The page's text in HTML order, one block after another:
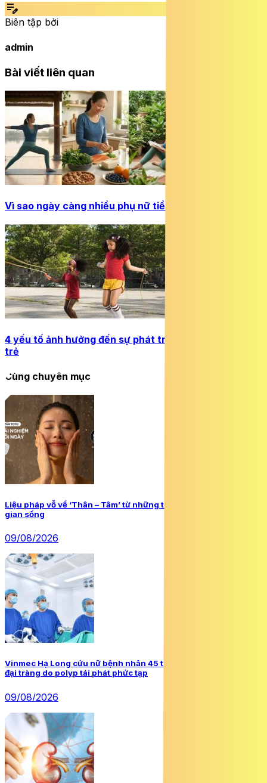
edit_note
Biên tập bởi
admin
Bài viết liên quan
Vì sao ngày càng nhiều phụ nữ tiền mãn kinh sớm?
4 yếu tố ảnh hưởng đến sự phát triển chiều cao của
trẻ
Cùng chuyên mục
Liệu pháp vỗ về ‘Thân – Tâm’ từ những tiện nghi trong không
gian sống
09/08/2026
Vinmec Hạ Long cứu nữ bệnh nhân 45 tuổi thoát nguy cơ thủng
đại tràng do polyp tái phát phức tạp
09/08/2026